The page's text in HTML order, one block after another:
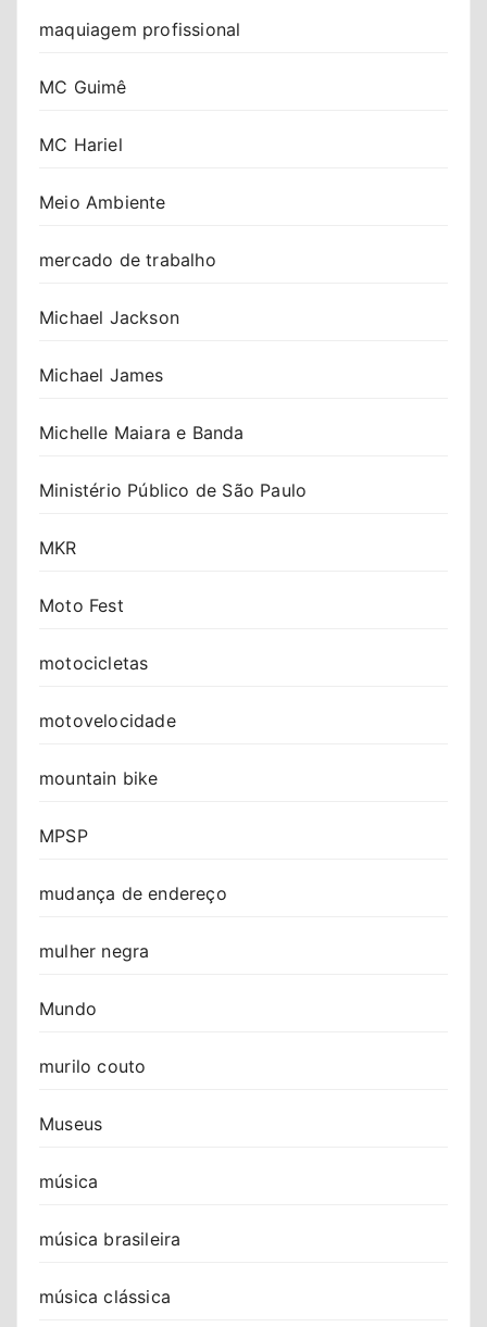
maquiagem profissional
MC Guimê
MC Hariel
Meio Ambiente
mercado de trabalho
Michael Jackson
Michael James
Michelle Maiara e Banda
Ministério Público de São Paulo
MKR
Moto Fest
motocicletas
motovelocidade
mountain bike
MPSP
mudança de endereço
mulher negra
Mundo
murilo couto
Museus
música
música brasileira
música clássica